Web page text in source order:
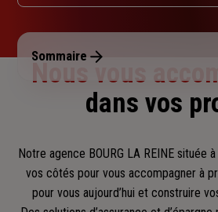
Dimanche : Fermé
Sommaire
Nous vous
dans vos
Notre agence BOURG LA REINE située
vos côtés pour vous accompagner à
pour vous aujourd’hui et construire